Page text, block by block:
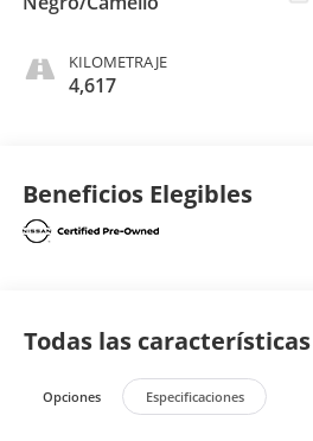
KILOMETRAJE
4,617
Beneficios Elegibles
Todas las características
Opciones Especificaciones